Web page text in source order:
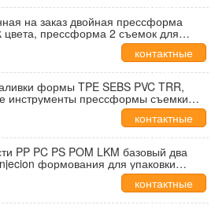
данные
на заказ двойная прессформа
цвета, прессформа 2 съемок для
ODM OEM автомобиля игрушки
контактные
данные
формы TPE SEBS PVC TRR,
инструменты прессформы съемки
контактные
данные
PP PC PS POM LKM базовый два
формования для упаковки
контактные
данные